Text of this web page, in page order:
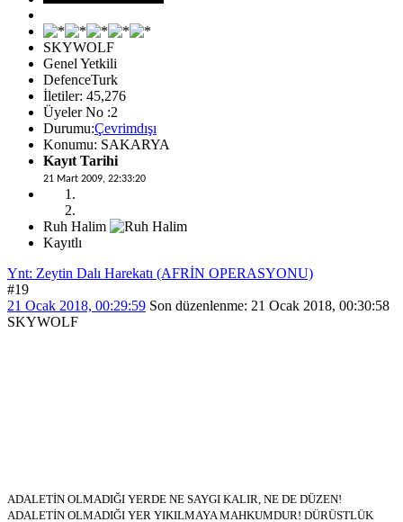
SKYWOLF
Genel Yetkili
DefenceTurk
İletiler: 45,276
Üyeler No :2
Durumu:Çevrimdışı
Konumu: SAKARYA
Kayıt Tarihi
21 Mart 2009, 22:33:20
Ruh Halim
Kayıtlı
Ynt: Zeytin Dalı Harekatı (AFRİN OPERASYONU)
#19
21 Ocak 2018, 00:29:59 Son düzenlenme: 21 Ocak 2018, 00:30:58
SKYWOLF
ADALETİN OLMADIĞI YERDE NE SAYGI KALIR, NE DE DÜZEN!
ADALETİN OLMADIĞI YER YIKILMAYA MAHKUMDUR! DÜRÜSTLÜK